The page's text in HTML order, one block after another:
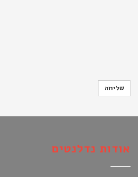
אודות נדלנטים